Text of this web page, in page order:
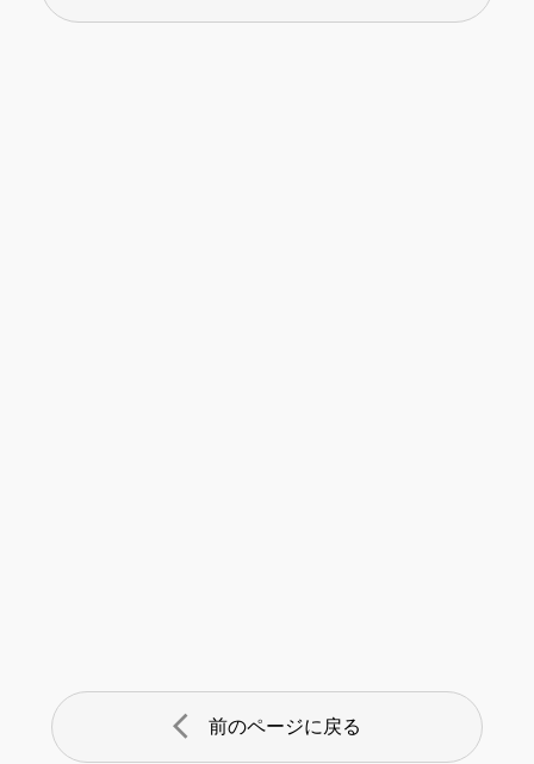
arrow_back_ios 前のページに戻る